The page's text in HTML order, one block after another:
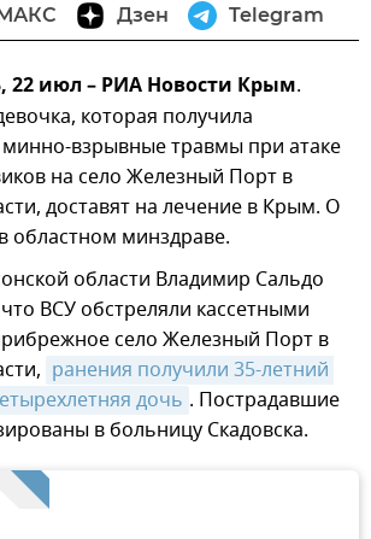
Дзен Telegram
июл – РИА Новости Крым.
которая получила
взрывные травмы при атаке
на село Железный Порт в
доставят на лечение в Крым. О
областном минздраве.
области Владимир Сальдо
ВСУ обстреляли кассетными
село Железный Порт в
ранения получили 35-летний
дочь . Пострадавшие
в больницу Скадовска.